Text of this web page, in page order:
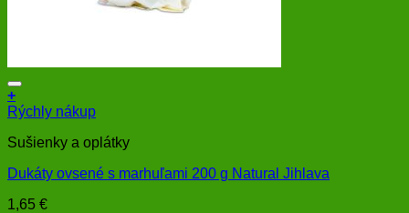
+
Rýchly nákup
Sušienky a oplátky
Dukáty ovsené s marhuľami 200 g Natural Jihlava
1,65 €